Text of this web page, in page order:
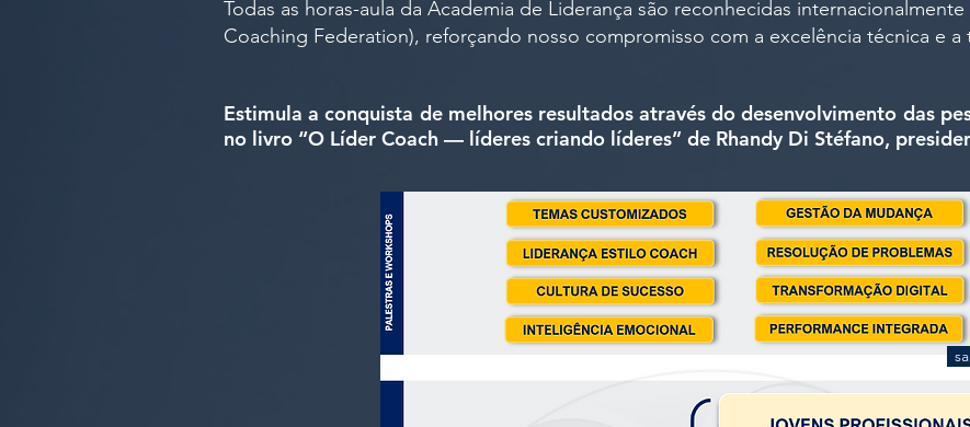
Todas as horas-aula da Academia de Liderança são reconhecidas
Coaching Federation), reforçando nosso compromisso com a excelência técnica e a
Estimula a conquista de melhores resultados através do desenvolvimento das
no livro “O Líder Coach — líderes criando líderes” de Rhandy Di Stéfano,